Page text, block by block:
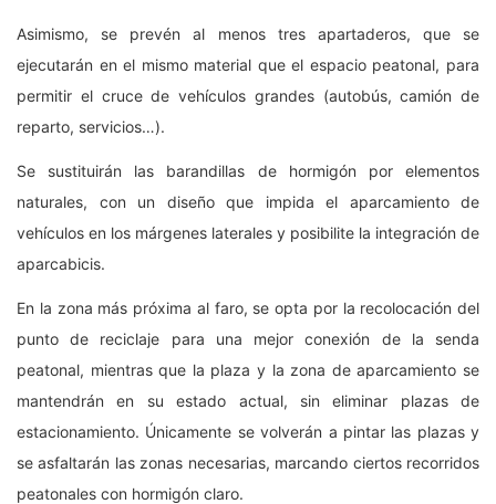
Asimismo, se prevén al menos tres apartaderos, que se
ejecutarán en el mismo material que el espacio peatonal, para
permitir el cruce de vehículos grandes (autobús, camión de
reparto, servicios…).
Se sustituirán las barandillas de hormigón por elementos
naturales, con un diseño que impida el aparcamiento de
vehículos en los márgenes laterales y posibilite la integración de
aparcabicis.
En la zona más próxima al faro, se opta por la recolocación del
punto de reciclaje para una mejor conexión de la senda
peatonal, mientras que la plaza y la zona de aparcamiento se
mantendrán en su estado actual, sin eliminar plazas de
estacionamiento. Únicamente se volverán a pintar las plazas y
se asfaltarán las zonas necesarias, marcando ciertos recorridos
peatonales con hormigón claro.